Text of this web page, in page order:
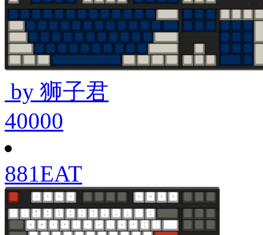
by 狮子君
40000
881EAT